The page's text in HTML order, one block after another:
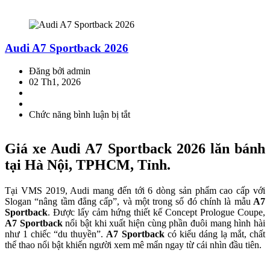
Audi A7 Sportback 2026
Đăng bởi admin
02 Th1, 2026
Chức năng bình luận bị tắtở
Sportback
2026
Giá xe Audi A7 Sportback 2026 lăn bánh
tại Hà Nội, TPHCM, Tỉnh.
Tại VMS 2019, Audi mang đến tới 6 dòng sản phẩm cao cấp với
Slogan “nâng tầm đẳng cấp”, và một trong số đó chính là mẫu A7
Sportback. Được lấy cảm hứng thiết kế Concept Prologue Coupe,
A7 Sportbacknổi bật khi xuất hiện cùng phần đuôi mang hình hài
như 1 chiếc “du thuyền”. A7 Sportbackcó kiểu dáng lạ mắt, chất
thể thao nổi bật khiến người xem mê mẩn ngay từ cái nhìn đầu tiên.